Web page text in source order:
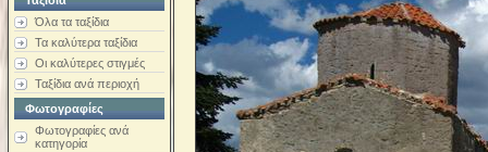
Όλα τα ταξίδια
Τα καλύτερα ταξίδια
Οι καλύτερες στιγμές
Ταξίδια ανά περιοχή
Φωτογραφίες
Φωτογραφίες ανά
κατηγορία